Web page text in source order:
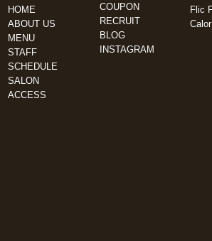
HOME
ABOUT US
MENU
STAFF
SCHEDULE
SALON
ACCESS
COUPON
RECRUIT
BLOG
INSTAGRAM
Flic
Calor